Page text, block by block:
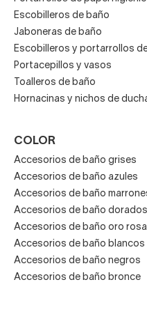
Escobilleros de baño
Jaboneras de baño
Escobilleros y portarrollos
Portacepillos y vasos
Toalleros de baño
Hornacinas y nichos de
COLOR
Accesorios de baño grises
Accesorios de baño azules
Accesorios de baño
Accesorios de baño dorados
Accesorios de baño oro rosa
Accesorios de baño blancos
Accesorios de baño negros
Accesorios de baño bronce